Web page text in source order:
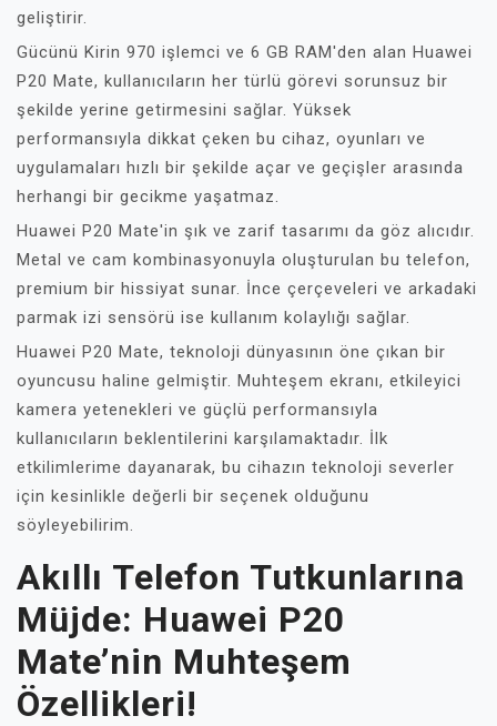
geliştirir.
Gücünü Kirin 970 işlemci ve 6 GB RAM'den alan Huawei
P20 Mate, kullanıcıların her türlü görevi sorunsuz bir
şekilde yerine getirmesini sağlar. Yüksek
performansıyla dikkat çeken bu cihaz, oyunları ve
uygulamaları hızlı bir şekilde açar ve geçişler arasında
herhangi bir gecikme yaşatmaz.
Huawei P20 Mate'in şık ve zarif tasarımı da göz alıcıdır.
Metal ve cam kombinasyonuyla oluşturulan bu telefon,
premium bir hissiyat sunar. İnce çerçeveleri ve arkadaki
parmak izi sensörü ise kullanım kolaylığı sağlar.
Huawei P20 Mate, teknoloji dünyasının öne çıkan bir
oyuncusu haline gelmiştir. Muhteşem ekranı, etkileyici
kamera yetenekleri ve güçlü performansıyla
kullanıcıların beklentilerini karşılamaktadır. İlk
etkilimlerime dayanarak, bu cihazın teknoloji severler
için kesinlikle değerli bir seçenek olduğunu
söyleyebilirim.
Akıllı Telefon Tutkunlarına
Müjde: Huawei P20
Mate’nin Muhteşem
Özellikleri!